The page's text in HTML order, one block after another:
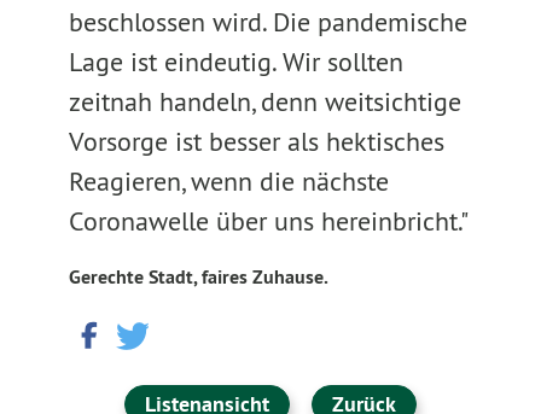
beschlossen wird. Die pandemische
Lage ist eindeutig. Wir sollten
zeitnah handeln, denn weitsichtige
Vorsorge ist besser als hektisches
Reagieren, wenn die nächste
Coronawelle über uns hereinbricht."
Gerechte Stadt, faires Zuhause.
Listenansicht Zurück